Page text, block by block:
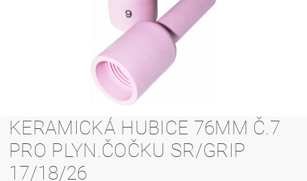
KERAMICKÁ HUBICE 76MM Č.7
PRO PLYN.ČOČKU SR/GRIP
17/18/26